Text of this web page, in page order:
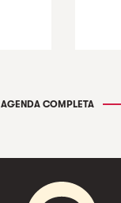
AGENDA COMPLETA